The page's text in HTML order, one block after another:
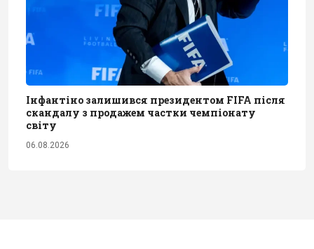
Інфантіно залишився президентом FIFA після
скандалу з продажем частки чемпіонату
світу
06.08.2026